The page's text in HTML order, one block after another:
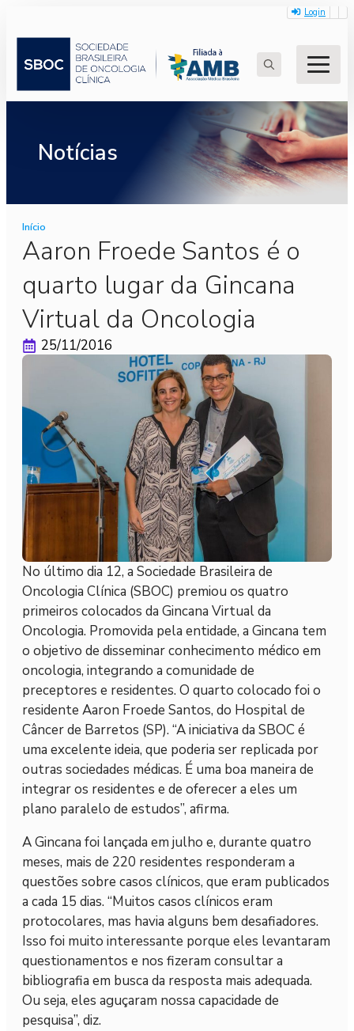
Login
for:
Notícias
Início
Aaron Froede Santos é o
quarto lugar da Gincana
Virtual da Oncologia
25/11/2016
No último dia 12, a Sociedade Brasileira de
Oncologia Clínica (SBOC) premiou os quatro
primeiros colocados da Gincana Virtual da
Oncologia. Promovida pela entidade, a Gincana tem
o objetivo de disseminar conhecimento médico em
oncologia, integrando a comunidade de
preceptores e residentes. O quarto colocado foi o
residente Aaron Froede Santos, do Hospital de
Câncer de Barretos (SP). “A iniciativa da SBOC é
uma excelente ideia, que poderia ser replicada por
outras sociedades médicas. É uma boa maneira de
integrar os residentes e de oferecer a eles um
plano paralelo de estudos”, afirma.
A Gincana foi lançada em julho e, durante quatro
meses, mais de 220 residentes responderam a
questões sobre casos clínicos, que eram publicados
a cada 15 dias. “Muitos casos clínicos eram
protocolares, mas havia alguns bem desafiadores.
Isso foi muito interessante porque eles levantaram
questionamentos e nos fizeram consultar a
bibliografia em busca da resposta mais adequada.
Ou seja, eles aguçaram nossa capacidade de
pesquisa”, diz.